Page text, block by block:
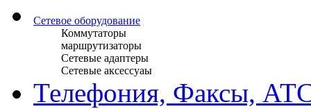
Сетевое оборудование
Коммутаторы
маршрутизаторы
Сетевые адаптеры
Сетевые аксессуаы
Телефония, Факсы,